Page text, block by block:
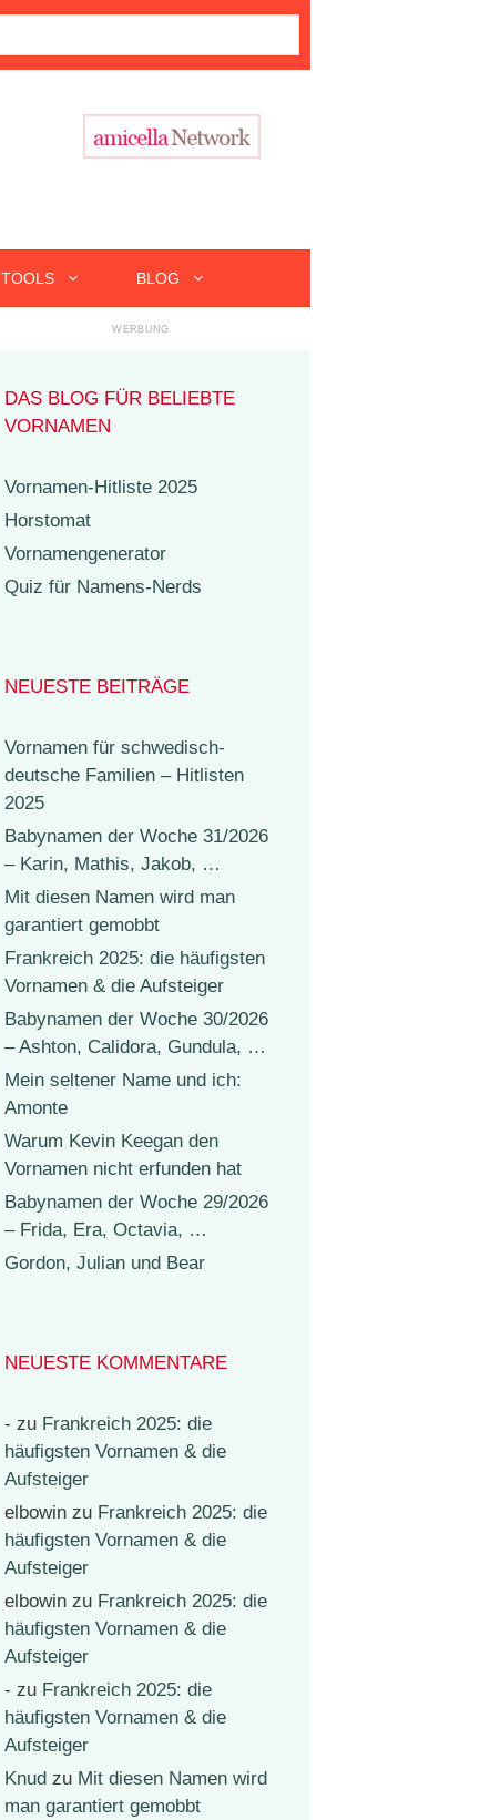
TOOLS BLOG
DAS BLOG FÜR BELIEBTE
VORNAMEN
Vornamen-Hitliste 2025
Horstomat
Vornamengenerator
Quiz für Namens-Nerds
NEUESTE BEITRÄGE
Vornamen für schwedisch-
deutsche Familien – Hitlisten
2025
Babynamen der Woche 31/2026
– Karin, Mathis, Jakob, …
Mit diesen Namen wird man
garantiert gemobbt
Frankreich 2025: die häufigsten
Vornamen & die Aufsteiger
Babynamen der Woche 30/2026
– Ashton, Calidora, Gundula, …
Mein seltener Name und ich:
Amonte
Warum Kevin Keegan den
Vornamen nicht erfunden hat
Babynamen der Woche 29/2026
– Frida, Era, Octavia, …
Gordon, Julian und Bear
NEUESTE KOMMENTARE
- zu Frankreich 2025: die
häufigsten Vornamen & die
Aufsteiger
elbowin zu Frankreich 2025: die
häufigsten Vornamen & die
Aufsteiger
elbowin zu Frankreich 2025: die
häufigsten Vornamen & die
Aufsteiger
- zu Frankreich 2025: die
häufigsten Vornamen & die
Aufsteiger
Knud zu Mit diesen Namen wird
man garantiert gemobbt